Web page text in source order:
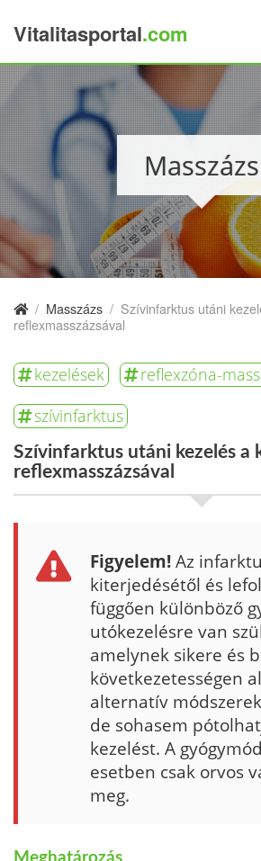
Vitalitasportal.com
Masszázs
/ Masszázs / Szívinfarktus utáni
reflexmasszázsával
kezelések
reflexzóna-
szívinfarktus
Szívinfarktus utáni kezelés a
reflexmasszázsával
Figyelem!Az
kiterjedésétől és
függően különböző
utókezelésre van
amelynek sikere és
következe­tességen
alternatív
de sohasem
kezelést. A
esetben csak orvos
meg.
×